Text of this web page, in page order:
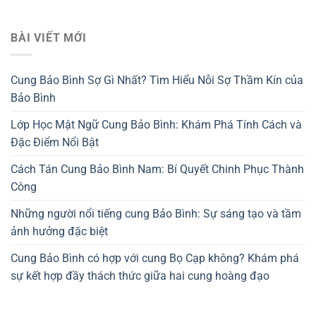
BÀI VIẾT MỚI
Cung Bảo Bình Sợ Gì Nhất? Tìm Hiểu Nỗi Sợ Thầm Kín của
Bảo Bình
Lớp Học Mật Ngữ Cung Bảo Bình: Khám Phá Tính Cách và
Đặc Điểm Nổi Bật
Cách Tán Cung Bảo Bình Nam: Bí Quyết Chinh Phục Thành
Công
Những người nổi tiếng cung Bảo Bình: Sự sáng tạo và tầm
ảnh hưởng đặc biệt
Cung Bảo Bình có hợp với cung Bọ Cạp không? Khám phá
sự kết hợp đầy thách thức giữa hai cung hoàng đạo